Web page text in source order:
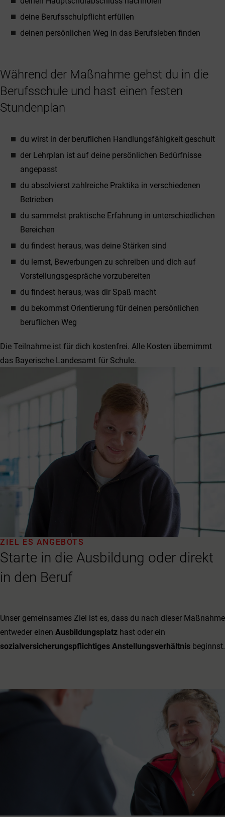
deine Berufsschulpflicht erfüllen
deinen persönlichen Weg in das Berufsleben finden
Während der Maßnahme gehst du in die
Berufsschule und hast einen festen
Stundenplan
du wirst in der beruflichen Handlungsfähigkeit geschult
der Lehrplan ist auf deine persönlichen Bedürfnisse
angepasst
du absolvierst zahlreiche Praktika in verschiedenen
Betrieben
du sammelst praktische Erfahrung in unterschiedlichen
Bereichen
du findest heraus, was deine Stärken sind
du lernst, Bewerbungen zu schreiben und dich auf
Vorstellungsgespräche vorzubereiten
du findest heraus, was dir Spaß macht
du bekommst Orientierung für deinen persönlichen
beruflichen Weg
Die Teilnahme ist für dich kostenfrei. Alle Kosten übernimmt
das Bayerische Landesamt für Schule.
Starte in die Ausbildung oder direkt
in den Beruf
ZIEL ES ANGEBOTS
Unser gemeinsames Ziel ist es, dass du nach dieser Maßnahme
entweder einen Ausbildungsplatz hast oder ein
sozialversicherungspflichtiges Anstellungsverhältnis beginnst.